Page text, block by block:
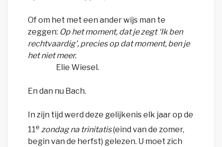
Of om het met een ander wijs man te
zeggen: Op het moment, dat je zegt ‘Ik ben
rechtvaardig’, precies op dat moment, ben je
het niet meer.
Elie Wiesel.
En dan nu Bach.
In zijn tijd werd deze gelijkenis elk jaar op de
11e zondag na trinitatis(eind van de zomer,
begin van de herfst) gelezen. U moet zich